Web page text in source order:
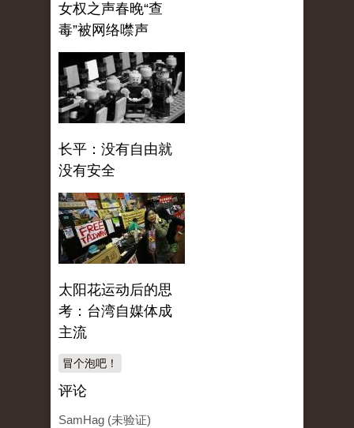
女权之声春晚“查
毒”被网络噤声
长平：没有自由就
没有安全
太阳花运动后的思
考：台湾自媒体成
主流
冒个泡吧！
评论
SamHag (未验证)